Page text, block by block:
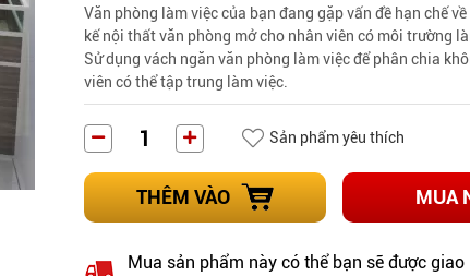
Văn phòng làm việc của bạn đang gặp vấn đề hạn chế
kế nội thất văn phòng mở cho nhân viên có môi trường
Sử dụng vách ngăn văn phòng làm việc để phân chia
viên có thể tập trung làm việc.
Sản phẩm yêu thích
THÊM VÀO MUA
Mua sản phẩm này có thể bạn sẽ được